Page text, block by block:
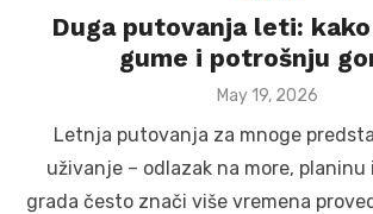
Duga putovanja leti:
gume i potrošnju
Posted
May 19, 2026
Letnja putovanja za mnoge
uživanje – odlazak na more, planinu
grada često znači više vremena